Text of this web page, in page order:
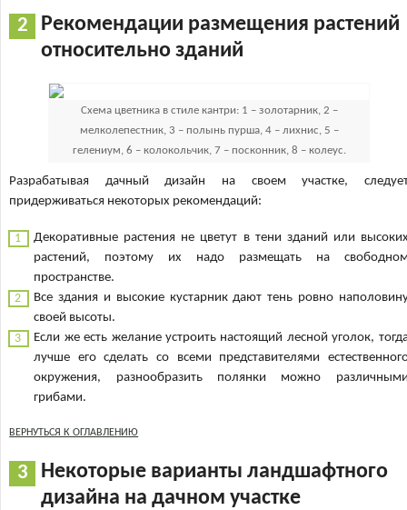
Рекомендации размещения растений
относительно зданий
Схема цветника в стиле кантри: 1 – золотарник, 2 –
мелколепестник, 3 – полынь пурша, 4 – лихнис, 5 –
гелениум, 6 – колокольчик, 7 – посконник, 8 – колеус.
Разрабатывая дачный дизайн на своем участке,
придерживаться некоторых рекомендаций:
Декоративные растения не цветут в тени зданий или
растений, поэтому их надо размещать на
пространстве.
Все здания и высокие кустарник дают тень ровно
своей высоты.
Если же есть желание устроить настоящий лесной уголок,
лучше его сделать со всеми представителями
окружения, разнообразить полянки можно
грибами.
ВЕРНУТЬСЯ К ОГЛАВЛЕНИЮ
Некоторые варианты ландшафтного
дизайна на дачном участке